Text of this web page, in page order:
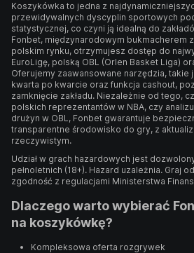
Koszykówka to jedna z
przewidywalnych dyscyplin sportowych
statystycznej, co czyni ją idealną do
Fonbet, międzynarodowym bukmacherem
polskim rynku, otrzymujesz dostęp do
EuroLigę, polską OBL (Orlen Basket Liga)
Oferujemy zaawansowane narzędzia, takie
kwarta po kwarcie oraz funkcja cashout,
zamknięcie zakładu. Niezależnie od tego,
polskich reprezentantów w NBA, czy
drużyn w OBL, Fonbet gwarantuje
transparentne środowisko do gry, z
rzeczywistym.
Udział w grach hazardowych jest
pełnoletnich (18+). Hazard uzależnia. Graj
zgodność z regulacjami Ministerstwa
Dlaczego warto wybierać
na koszykówkę?
Kompleksowa oferta rozgrywek